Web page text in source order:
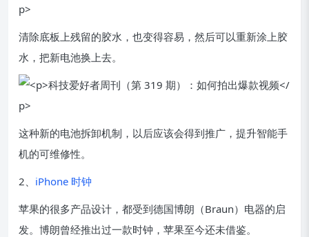
清除底板上残留的胶水，也变得容易，然后可以重新涂上胶
水，把新电池换上去。
这种新的电池拆卸机制，以后应该会得到推广，提升智能手
机的可维修性。
2、 iPhone 时钟
苹果的很多产品设计，都受到德国博朗（Braun）电器的启
发。博朗曾经推出过一款时钟，苹果至今还未借鉴。